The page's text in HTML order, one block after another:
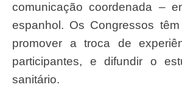
comunicação coordenada –
espanhol. Os Congressos
promover a troca de
participantes, e difundir o
sanitário.